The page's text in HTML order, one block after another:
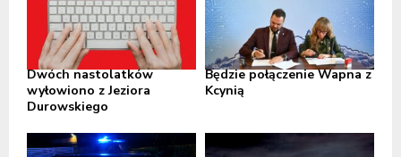
Dwóch nastolatków
wyłowiono z Jeziora
Durowskiego
Będzie połączenie Wapna z
Kcynią